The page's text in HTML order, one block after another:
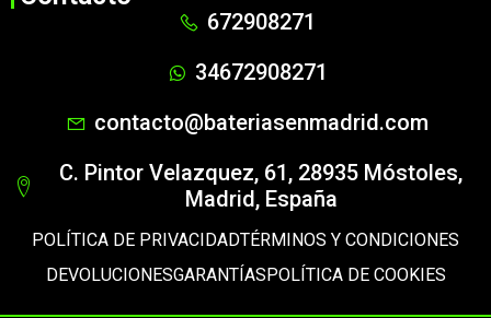
672908271
34672908271
contacto@bateriasenmadrid.com
C. Pintor Velazquez, 61, 28935 Móstoles,
Madrid, España
POLÍTICA DE PRIVACIDADTÉRMINOS Y CONDICIONES
DEVOLUCIONESGARANTÍAS POLÍTICA DE COOKIES